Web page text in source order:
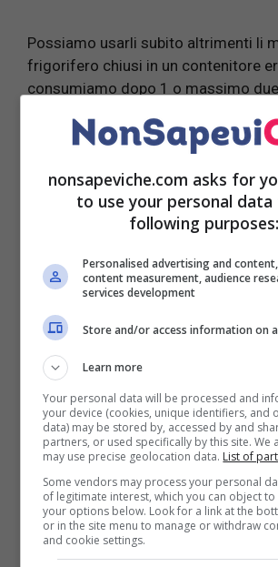
Possiamo usarli subito altrimenti li
frigorifero chiusi in un contenitore
consumiamo dopo 1 o massimo
tranquillamente congelarli, magari
ghiaccio essi infatti in freezer si
per diversi mesi.
Con gli albumi avanzati possiamo
sformati e dei muffin. Si possono
frittate molto leggere che possono
arricchite con verdure o formaggi a
LEGGI ANCHE:Come pastorizzare
consumarle crude: i consigli
Sono perfetti per realizzare delle
meringhe da mangiare per merenda
nonsapeviche.com asks for
to use your personal
following purposes:
Personalised advertising and
content measurement, audience
services development
Store and/or access information on
Learn more
Your personal data will be processed and
your device (cookies, unique identifiers, and
data) may be stored by, accessed by and
partners, or used specifically by this site. We
may use precise geolocation data. List of
Some vendors may process your personal
of legitimate interest, which you can object
your options below. Look for a link at the
or in the site menu to manage or withdraw
and cookie settings.